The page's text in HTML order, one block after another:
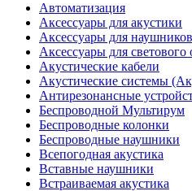
Автоматизация
Аксессуары для акустики
Аксессуары для наушников
Аксессуары для светового
Акустические кабели
Акустические системы
Антирезонансные
Беспроводной Мультирум
Беспроводные колонки
Беспроводные наушники
Всепогодная акустика
Вставные наушники
Встраиваемая акустика